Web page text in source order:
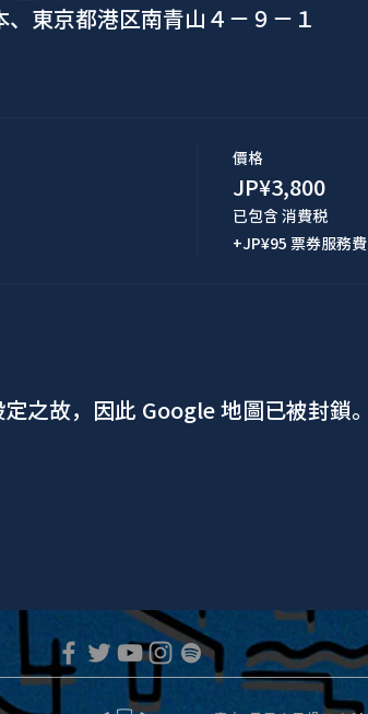
、東京都港区南青山４−９−１
價格
JP¥3,800
已包含 消費税
+JP¥95 票券服務費
之故，因此 Google 地圖已被封鎖。